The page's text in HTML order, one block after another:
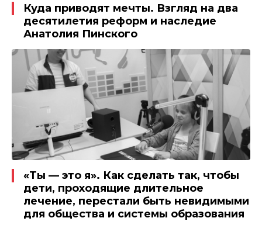
Куда приводят мечты. Взгляд на два
десятилетия реформ и наследие
Анатолия Пинского
«Ты — это я». Как сделать так, чтобы
дети, проходящие длительное
лечение, перестали быть невидимыми
для общества и системы образования